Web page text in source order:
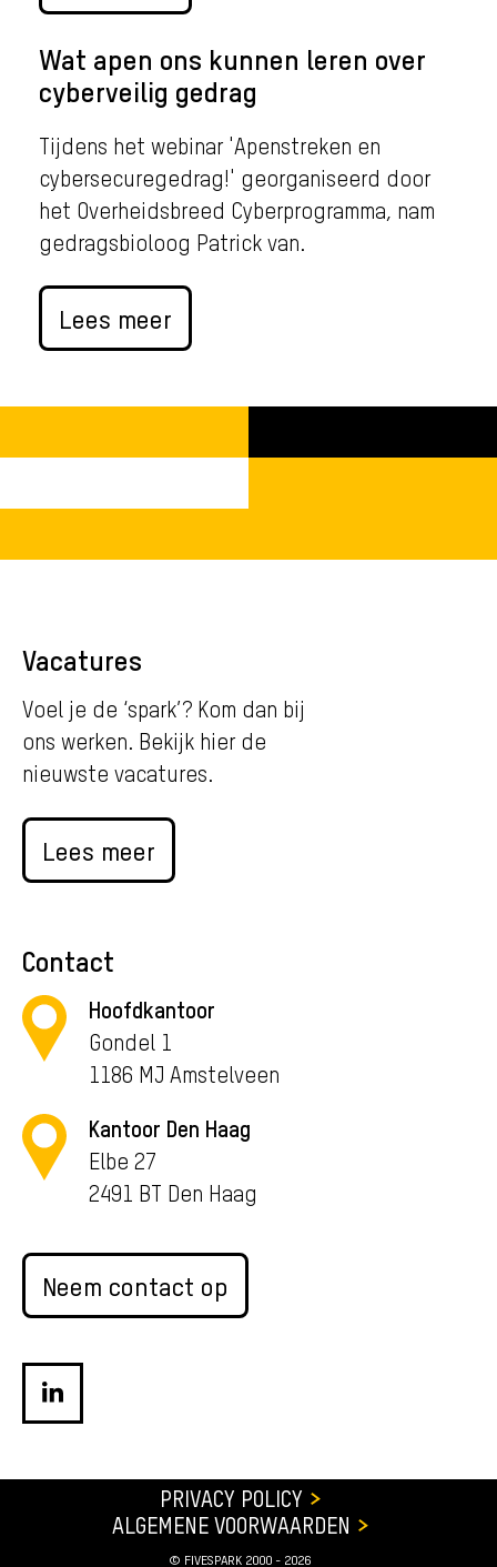
Wat apen ons kunnen leren over
cyberveilig gedrag
Tijdens het webinar 'Apenstreken en
cybersecuregedrag!' georganiseerd door
het Overheidsbreed Cyberprogramma, nam
gedragsbioloog Patrick van.
Lees meer
Vacatures
Voel je de ‘spark’? Kom dan bij
ons werken. Bekijk hier de
nieuwste vacatures.
Lees meer
Contact
Hoofdkantoor
Gondel 1
1186 MJ Amstelveen
Kantoor Den Haag
Elbe 27
2491 BT Den Haag
Neem contact op
PRIVACY POLICY
ALGEMENE VOORWAARDEN
© FIVESPARK 2000 - 2026